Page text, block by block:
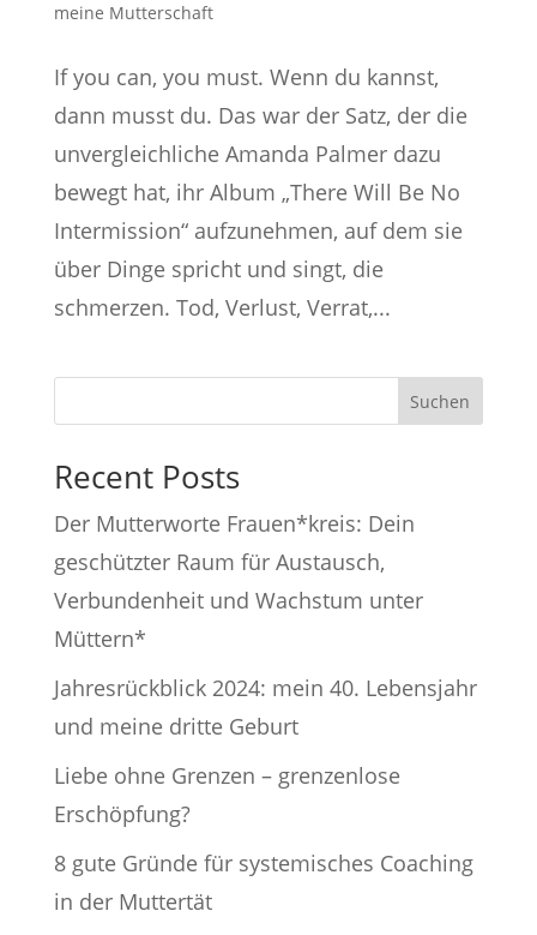
meine Mutterschaft
If you can, you must. Wenn du kannst,
dann musst du. Das war der Satz, der die
unvergleichliche Amanda Palmer dazu
bewegt hat, ihr Album „There Will Be No
Intermission“ aufzunehmen, auf dem sie
über Dinge spricht und singt, die
schmerzen. Tod, Verlust, Verrat,...
Suchen
Recent Posts
Der Mutterworte Frauen*kreis: Dein
geschützter Raum für Austausch,
Verbundenheit und Wachstum unter
Müttern*
Jahresrückblick 2024: mein 40. Lebensjahr
und meine dritte Geburt
Liebe ohne Grenzen – grenzenlose
Erschöpfung?
8 gute Gründe für systemisches Coaching
in der Muttertät